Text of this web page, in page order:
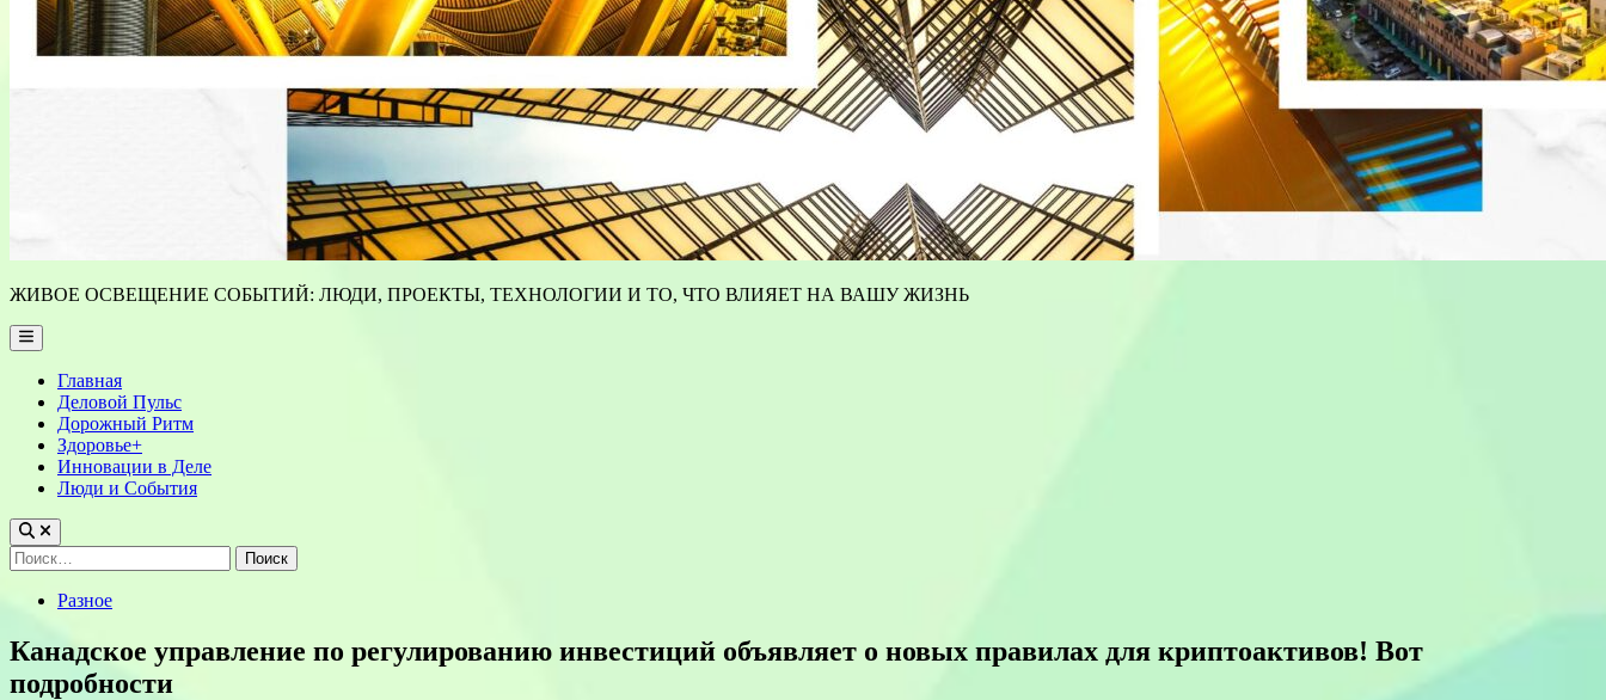
ЖИВОЕ ОСВЕЩЕНИЕ СОБЫТИЙ: ЛЮДИ, ПРОЕКТЫ, ТЕХНОЛОГИИ И ТО, ЧТО ВЛИЯЕТ НА ВАШУ ЖИЗНЬ
Main
Menu
Главная
Деловой Пульс
Дорожный Ритм
Здоровье+
Инновации в Деле
Люди и События
Найти:
PostedРазное
Канадское управление по регулированию инвестиций объявляет о новых правилах для криптоактивов! Вот
подробности